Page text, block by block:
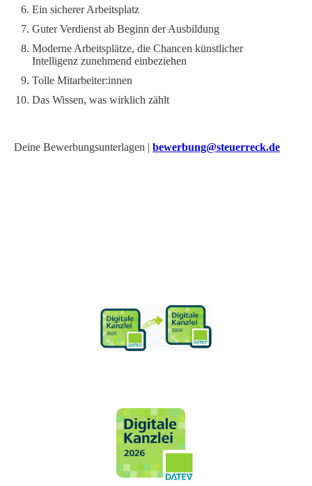
Ein sicherer Arbeitsplatz
Guter Verdienst ab Beginn der Ausbildung
Moderne Arbeitsplätze, die Chancen künstlicher
Intelligenz zunehmend einbeziehen
Tolle Mitarbeiter:innen
Das Wissen, was wirklich zählt
Deine Bewerbungsunterlagen | bewerbung@steuerreck.de